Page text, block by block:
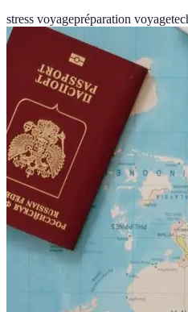
stress voyagepréparation voyage